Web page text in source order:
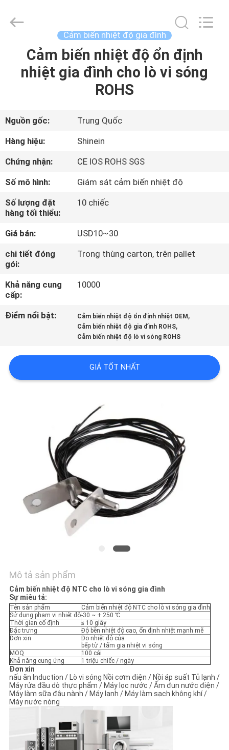
TRANG
CHỦ
SẢN
PHẨM
CHÚNG
TÔI
THAM
QUAN
MÁY
CHẤT
LƯỢNG
CHÚNG
TIN
TỨC
BÁO
GIÁ
VR
SHOW
SƠ
ĐỒ
Shinein
Electornics
Cảm biến nhiệt độ gia đình
Cảm biến nhiệt độ ổn định
nhiệt gia đình cho lò vi sóng
ROHS
Nguồn gốc:
Trung Quốc
Hàng hiệu:
Shinein
Chứng nhận:
CE IOS ROHS SGS
Số mô hình:
Giám sát cảm biến nhiệt độ
Số lượng đặt
hàng tối thiểu:
10 chiếc
Giá bán:
USD10~30
chi tiết đóng
gói:
Trong thùng carton, trên pallet
Khả năng cung
cấp:
10000
Điểm nổi bật: Cảm biến nhiệt độ ổn định nhiệt OEM ,
Cảm biến nhiệt độ gia đình ROHS,
Cảm biến nhiệt độ lò vi sóng ROHS
GIÁ TỐT NHẤT
Mô tả sản phẩm
Cảm biến nhiệt độ NTC cho lò vi sóng gia đình
Sự miêu tả:
Tên sản phẩm
Cảm biến nhiệt độ NTC cho lò vi sóng gia đình
Sử dụng phạm vi nhiệt độ-30 ~ + 250 ℃
Thời gian cố định
≤ 10 giây
Đặc trưng
Độ bền nhiệt độ cao, ổn định nhiệt mạnh mẽ
Đơn xin
Đo nhiệt độ của
bếp từ / tấm gia nhiệt vi sóng
MOQ
100 cái
Khả năng cung ứng
1 triệu chiếc / ngày
Đơn xin
nấu ăn lnduction / Lò vi sóng Nồi cơm điện / Nồi áp suất Tủ lạnh /
Máy rửa đầu dò thực phẩm / Máy lọc nước / Ấm đun nước điện /
Máy làm sữa đậu nành / Máy lạnh / Máy làm sạch không khí /
Máy nước nóng